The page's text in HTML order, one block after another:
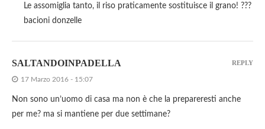
Le assomiglia tanto, il riso praticamente sostituisce il grano! ???
bacioni donzelle
SALTANDOINPADELLA
17 Marzo 2016 - 15:07
Non sono un’uomo di casa ma non è che la prepareresti anche
per me? ma si mantiene per due settimane?
REPLY